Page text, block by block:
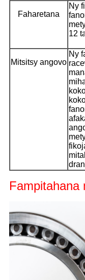
Faharetana
Ny
12
Mitsitsy angovo
Ny
Fampitahana